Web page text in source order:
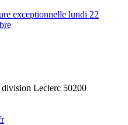
exceptionnelle lundi 22
Leclerc 50200